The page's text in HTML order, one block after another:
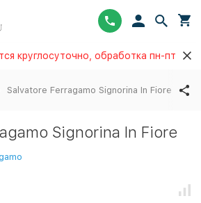
круглосуточно, обработка пн-пт
Salvatore Ferragamo Signorina In Fiore
Signorina In Fiore